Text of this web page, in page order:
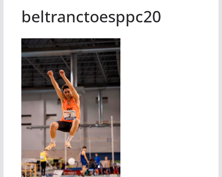
beltranctoesppc20